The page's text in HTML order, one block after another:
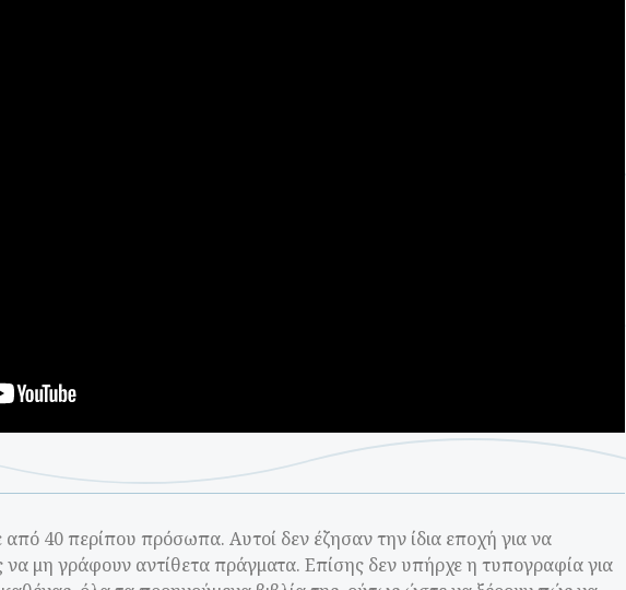
40 περίπου πρόσωπα. Αυτοί δεν έζησαν την ίδια εποχή για να
να μη γράφουν αντίθετα πράγματα. Επίσης δεν υπήρχε η τυπογραφία για